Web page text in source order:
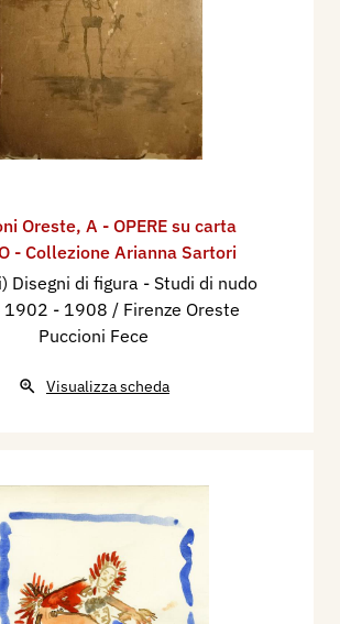
Oreste, A - OPERE su carta
- Collezione Arianna Sartori
Disegni di figura - Studi di nudo
1902 - 1908 / Firenze Oreste
Puccioni Fece
Visualizza scheda